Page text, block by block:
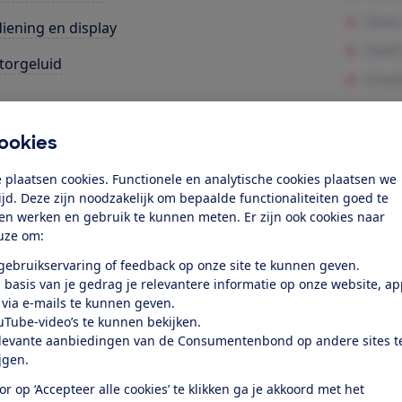
plaatsen cookies. Functionele en analytische cookies plaatsen we
Deze zijn noodzakelijk om bepaalde functionaliteiten goed te
werken en gebruik te kunnen meten. Er zijn ook cookies naar
om:
of feedback op onze site te kunnen geven.
basis van je gedrag je relevantere informatie op onze website,
e-mails te kunnen geven.
video’s te kunnen bekijken.
aanbiedingen van de Consumentenbond op andere sites
op ‘Accepteer alle cookies’ te klikken ga je akkoord met het
en display
Word lid
Al lid? Log in